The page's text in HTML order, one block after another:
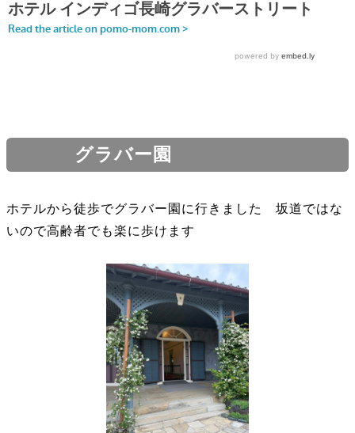
グラバー園
ホテルから徒歩でグラバー園に行きました 坂道ではな
いので高齢者でも楽に歩けます